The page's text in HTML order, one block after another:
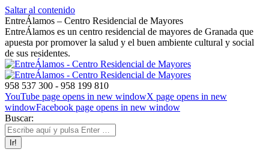
Saltar al contenido
EntreÁlamos – Centro Residencial de Mayores
EntreÁlamos es un centro residencial de mayores de Granada que
apuesta por promover la salud y el buen ambiente cultural y social
de sus residentes.
958 537 300 - 958 199 810
YouTube page opens in new windowX page opens in new
windowFacebook page opens in new window
Buscar: